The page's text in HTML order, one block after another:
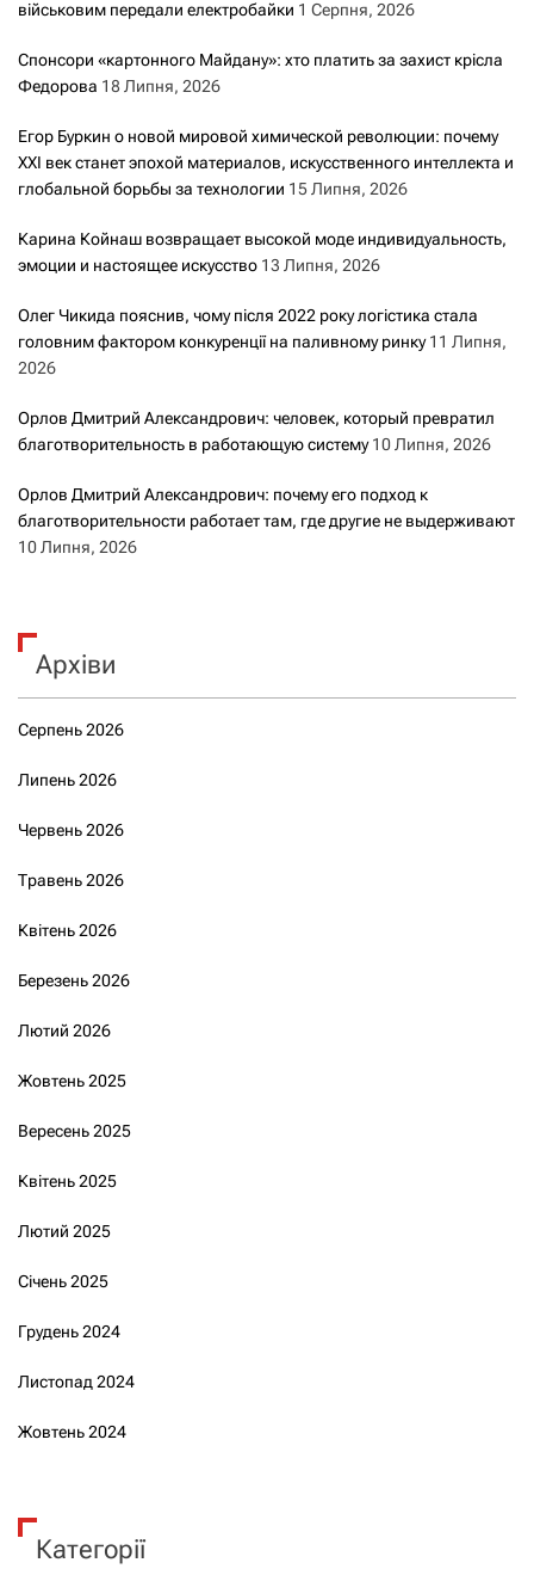
військовим передали електробайки 1 Серпня, 2026
Спонсори «картонного Майдану»: хто платить за захист крісла
Федорова 18 Липня, 2026
Егор Буркин о новой мировой химической революции: почему
XXI век станет эпохой материалов, искусственного интеллекта и
глобальной борьбы за технологии 15 Липня, 2026
Карина Койнаш возвращает высокой моде индивидуальность,
эмоции и настоящее искусство 13 Липня, 2026
Олег Чикида пояснив, чому після 2022 року логістика стала
головним фактором конкуренції на паливному ринку 11 Липня,
2026
Орлов Дмитрий Александрович: человек, который превратил
благотворительность в работающую систему 10 Липня, 2026
Орлов Дмитрий Александрович: почему его подход к
благотворительности работает там, где другие не выдерживают
10 Липня, 2026
Архіви
Серпень 2026
Липень 2026
Червень 2026
Травень 2026
Квітень 2026
Березень 2026
Лютий 2026
Жовтень 2025
Вересень 2025
Квітень 2025
Лютий 2025
Січень 2025
Грудень 2024
Листопад 2024
Жовтень 2024
Категорії